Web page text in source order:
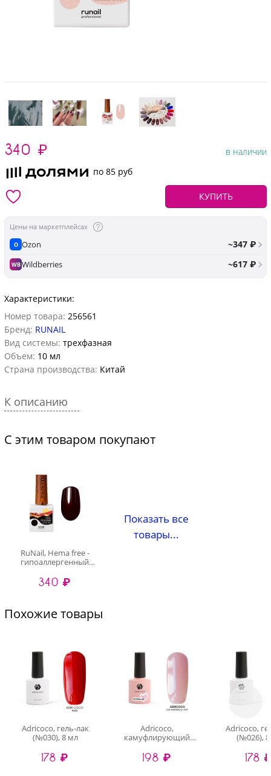
340 ₽
в наличии
по 85 руб
КУПИТЬ
Цены на маркетплейсах
O Ozon ~347 ₽
WBWildberries ~617 ₽
Характеристики:
Номер товара: 256561
Бренд: RUNAIL
Вид системы: трехфазная
Объем: 10 мл
Страна производства: Китай
К описанию
С этим товаром покупают
RuNail, Hema free -
гипоаллергенный
мл
340 ₽
Показать все
товары...
Похожие товары
Adricoco, гель-лак
(№030), 8 мл
178 ₽
Adricoco,
камуфлирующий
№01), 8 мл
198 ₽
Adricoco,
(№026),
178 ₽